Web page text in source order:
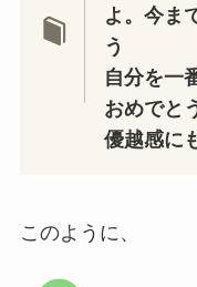
よ。今ま
う
自分を一
おめでと
優越感に
このように、